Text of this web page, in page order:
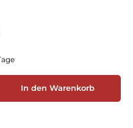
ein oder benutze die
In den Warenkorb